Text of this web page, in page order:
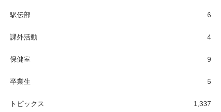
駅伝部 6
課外活動 4
保健室 9
卒業生 5
トピックス 1,337